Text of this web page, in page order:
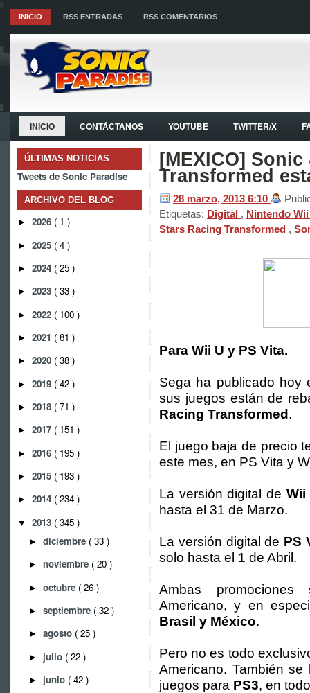
INICIO RSS ENTRADAS RSS COMENTARIOS
INICIO CONTÁCTANOS YOUTUBE TWITTER/X
ÚLTIMAS NOTICIAS
Tweets de Sonic Paradise
ARCHIVO DEL BLOG
► 2026 ( 1 )
► 2025 ( 4 )
► 2024 ( 25 )
► 2023 ( 33 )
► 2022 ( 100 )
► 2021 ( 81 )
► 2020 ( 38 )
► 2019 ( 42 )
► 2018 ( 71 )
► 2017 ( 151 )
► 2016 ( 195 )
► 2015 ( 193 )
► 2014 ( 234 )
▼ 2013 ( 345 )
► diciembre ( 33 )
► noviembre ( 20 )
► octubre ( 26 )
► septiembre ( 32 )
► agosto ( 25 )
► julio ( 22 )
► junio ( 42 )
[MEXICO]
Transformed
28 marzo, 2013 6:10
Etiquetas: Digital , Nintendo
Stars Racing Transformed ,
Para Wii U y PS Vita.
Sega ha publicado
sus juegos están de
Racing Transformed .
El juego baja de precio
este mes, en PS Vita y
La versión digital de Wii
hasta el 31 de Marzo.
La versión digital de PS
solo hasta el 1 de Abril.
Ambas
Americano, y en
Brasil y México.
Pero no es todo
Americano. También
juegos para PS3, en